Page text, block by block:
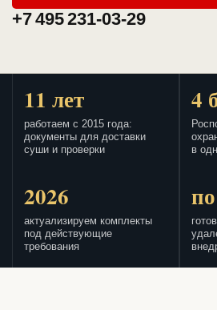
+7 495 231-03-29
11 лет
работаем с 2015 года:
документы для доставки
суши и проверки
4
в
2026
актуализируем комплекты
под действующие
требования